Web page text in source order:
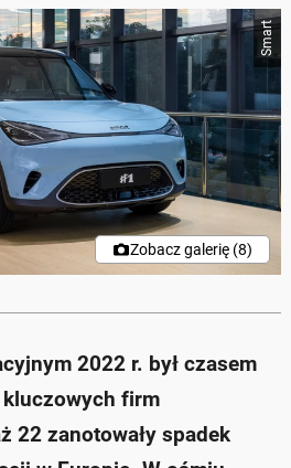
Smart
Zobacz galerię (8)
2022 r. był czasem
firm
22 zanotowały spadek